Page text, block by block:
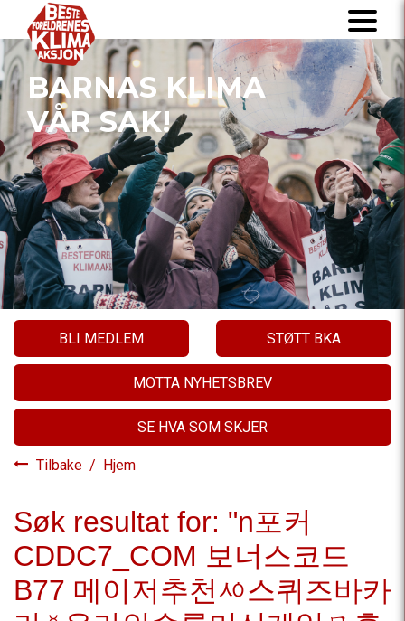
BARNAS KLIMA
VÅR SAK!
BLI MEDLEM STØTT BKA
MOTTA NYHETSBREV
SE HVA SOM SKJER
Tilbake / Hjem
Søk resultat for: "n포커
CDDC7_CОM 보너스코드
B77 메이저추천ᄵ스퀴즈바카